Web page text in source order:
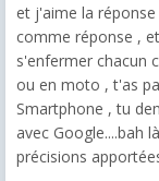
et j'aime la réponse
comme réponse ,
s'enfermer chacun
ou en moto , t'as
Smartphone , tu
avec Google....bah
précisions